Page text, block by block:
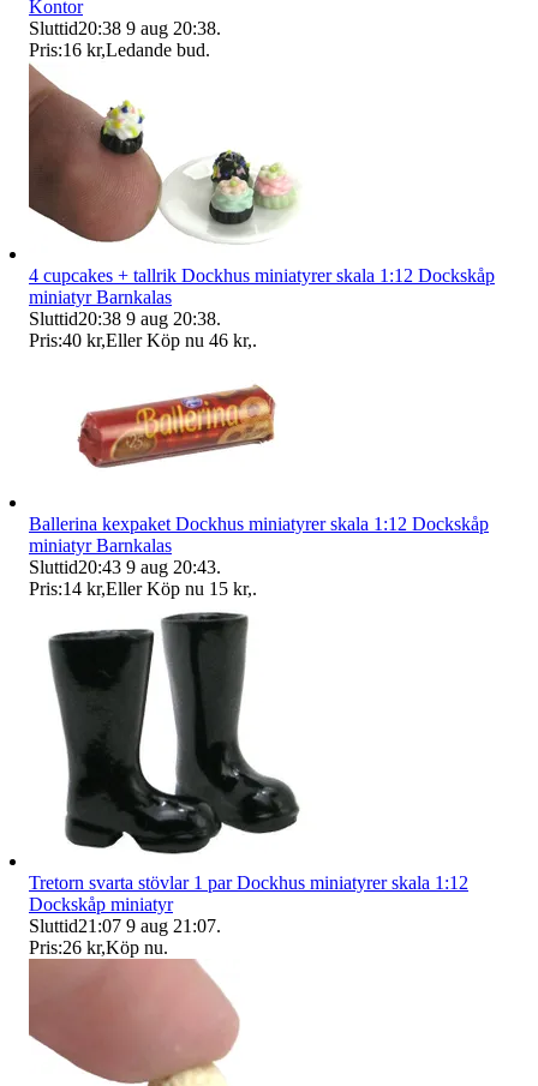
Kontor
Sluttid20:38 9 aug 20:38.
Pris:16 kr,Ledande bud.
4 cupcakes + tallrik Dockhus miniatyrer skala 1:12 Dockskåp
miniatyr Barnkalas
Sluttid20:38 9 aug 20:38.
Pris:40 kr,Eller Köp nu 46 kr,.
Ballerina kexpaket Dockhus miniatyrer skala 1:12 Dockskåp
miniatyr Barnkalas
Sluttid20:43 9 aug 20:43.
Pris:14 kr,Eller Köp nu 15 kr,.
Tretorn svarta stövlar 1 par Dockhus miniatyrer skala 1:12
Dockskåp miniatyr
Sluttid21:07 9 aug 21:07.
Pris:26 kr,Köp nu.